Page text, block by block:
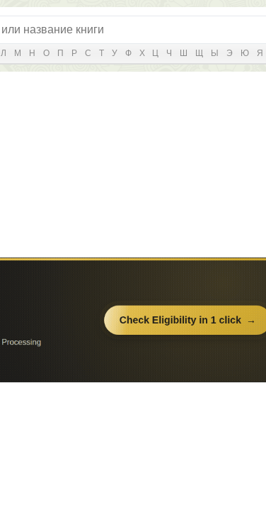
Л М Н О П Р С Т У Ф Х Ц Ч Ш Щ Ы Э Ю Я